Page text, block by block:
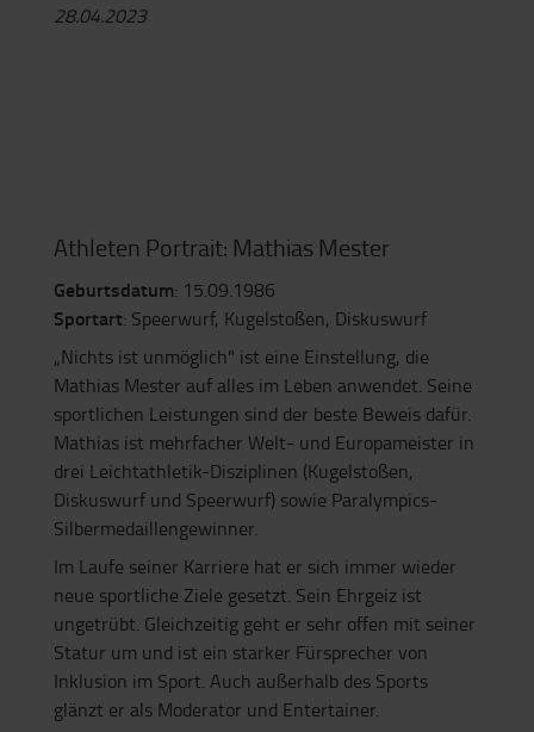
28.04.2023
Athleten Portrait: Mathias Mester
Geburtsdatum: 15.09.1986
Sportart: Speerwurf, Kugelstoßen, Diskuswurf
„Nichts ist unmöglich" ist eine Einstellung, die
Mathias Mester auf alles im Leben anwendet. Seine
sportlichen Leistungen sind der beste Beweis dafür.
Mathias ist mehrfacher Welt- und Europameister in
drei Leichtathletik-Disziplinen (Kugelstoßen,
Diskuswurf und Speerwurf) sowie Paralympics-
Silbermedaillengewinner.
Im Laufe seiner Karriere hat er sich immer wieder
neue sportliche Ziele gesetzt. Sein Ehrgeiz ist
ungetrübt. Gleichzeitig geht er sehr offen mit seiner
Statur um und ist ein starker Fürsprecher von
Inklusion im Sport. Auch außerhalb des Sports
glänzt er als Moderator und Entertainer.